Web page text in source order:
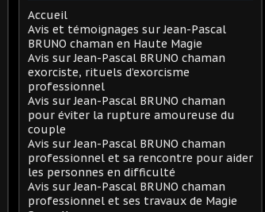
Accueil
Avis et témoignages sur Jean-Pascal
BRUNO chaman en Haute Magie
Avis sur Jean-Pascal BRUNO chaman
exorciste, rituels d’exorcisme
professionnel
Avis sur Jean-Pascal BRUNO chaman
pour éviter la rupture amoureuse du
couple
Avis sur Jean-Pascal BRUNO chaman
professionnel et sa rencontre pour aider
les personnes en difficulté
Avis sur Jean-Pascal BRUNO chaman
professionnel et ses travaux de Magie